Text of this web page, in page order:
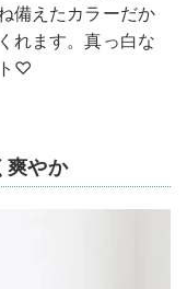
備えたカラーだか
れます。真っ白な
♡
爽やか